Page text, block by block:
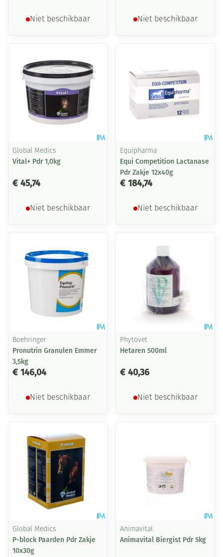
Niet beschikbaar Niet beschikbaar
Global Medics
Vital+ Pdr 1,0kg
€ 45,74
Niet beschikbaar
Equipharma
Equi Competition Lactanase
Pdr Zakje 12x40g
€ 184,74
Niet beschikbaar
Boehringer
Pronutrin Granulen Emmer
3,5kg
€ 146,04
Niet beschikbaar
Phytovet
Hetaren 500ml
€ 40,36
Niet beschikbaar
Global Medics
P-block Paarden Pdr Zakje
10x30g
Animavital
Animavital Biergist Pdr 5kg